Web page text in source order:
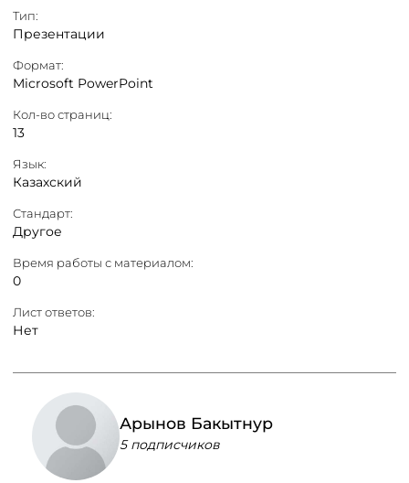
Тип:
Презентации
Формат:
Microsoft PowerPoint
Кол-во страниц:
13
Язык:
Казахский
Стандарт:
Другое
Время работы с материалом:
0
Лист ответов:
Нет
Арынов Бакытнур
5 подписчиков